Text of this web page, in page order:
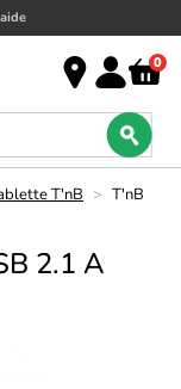
0
T'nB > T'nB
2.1 A